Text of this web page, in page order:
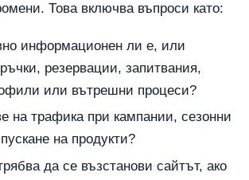
Това включва въпроси като:
информационен ли е, или
резервации, запитвания,
или вътрешни процеси?
на трафика при кампании, сезонни
на продукти?
да се възстанови сайтът, ако